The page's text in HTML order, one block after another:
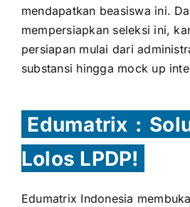
mendapatkan beasiswa ini.
mempersiapkan seleksi ini,
persiapan mulai dari
substansi hingga mock up
Edumatrix :
Lolos LPDP!
Edumatrix Indonesia